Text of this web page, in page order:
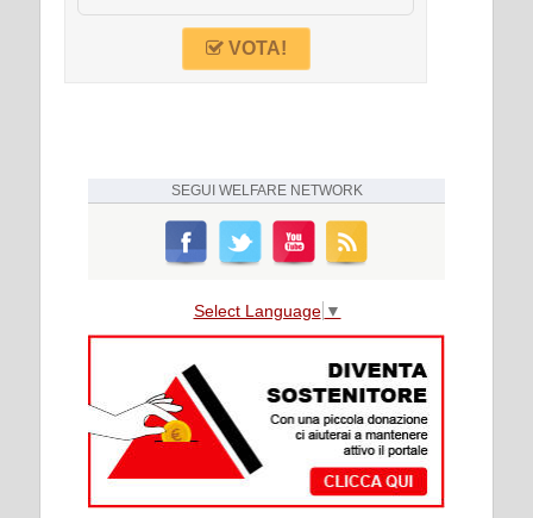
VOTA!
SEGUI WELFARE NETWORK
Select Language ▼